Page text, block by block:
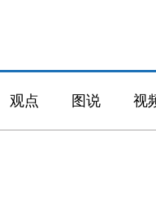
观点 图说 视